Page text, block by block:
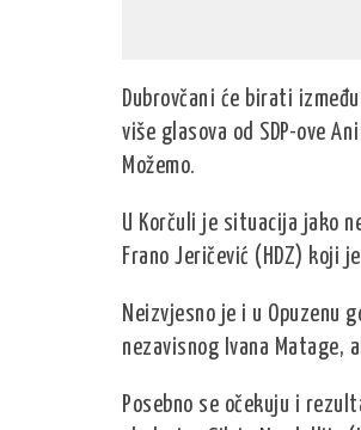
Dubrovčani će birati
više glasova od SDP-ove
Možemo.
U Korčuli je situacija jako
Frano Jeričević (HDZ) koji
Neizvjesno je i u Opuzenu
nezavisnog Ivana Matage,
Posebno se očekuju i